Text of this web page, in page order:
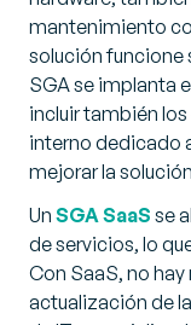
mantenimiento
solución funcione
SGA se implanta
incluir también
interno dedicado
mejorar la
Un SGA SaaS se
de servicios, lo
Con SaaS, no
actualización de